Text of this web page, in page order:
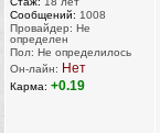
Сообщений: 1008
Провайдер: Не
определен
Пол: Не определилось
Он-лайн: Нет
Карма: +0.19